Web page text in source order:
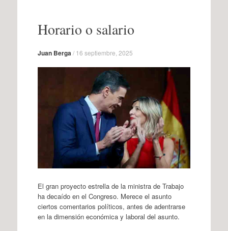
contenidoHorario o salario
Juan Berga / 16 septiembre, 2025
El gran proyecto estrella de la ministra de Trabajo
ha decaído en el Congreso. Merece el asunto
ciertos comentarios políticos, antes de adentrarse
en la dimensión económica y laboral del asunto.